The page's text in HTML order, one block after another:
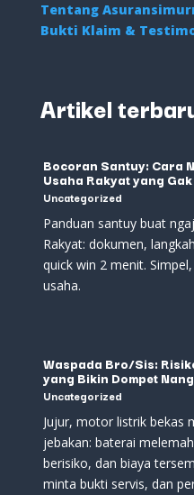
Tentang
Bukti Klaim &
Artikel
Bocoran Santuy: Cara
Usaha Rakyat yang
Uncategorized
Panduan santuy buat
Rakyat: dokumen,
quick win 2 menit.
usaha.
Waspada Bro/Sis:
yang Bikin Dompet
Uncategorized
Jujur, motor listrik bekas
jebakan: baterai
berisiko, dan biaya
minta bukti servis, dan